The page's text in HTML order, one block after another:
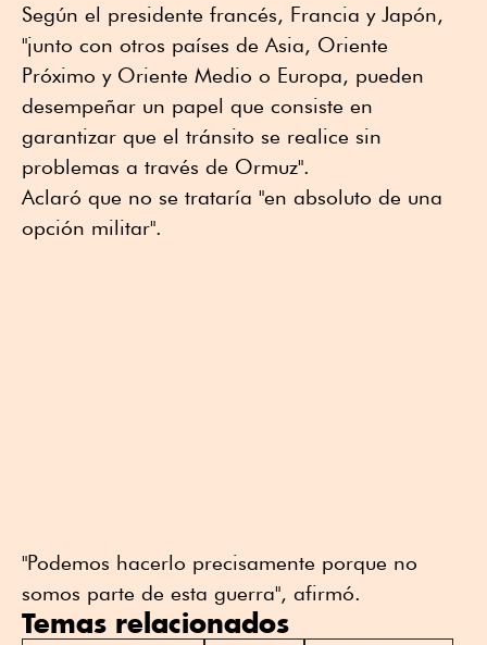
Según el presidente francés, Francia y Japón,
"junto con otros países de Asia, Oriente
Próximo y Oriente Medio o Europa, pueden
desempeñar un papel que consiste en
garantizar que el tránsito se realice sin
problemas a través de Ormuz".
Aclaró que no se trataría "en absoluto de una
opción militar".
"Podemos hacerlo precisamente porque no
somos parte de esta guerra", afirmó.
Temas relacionados